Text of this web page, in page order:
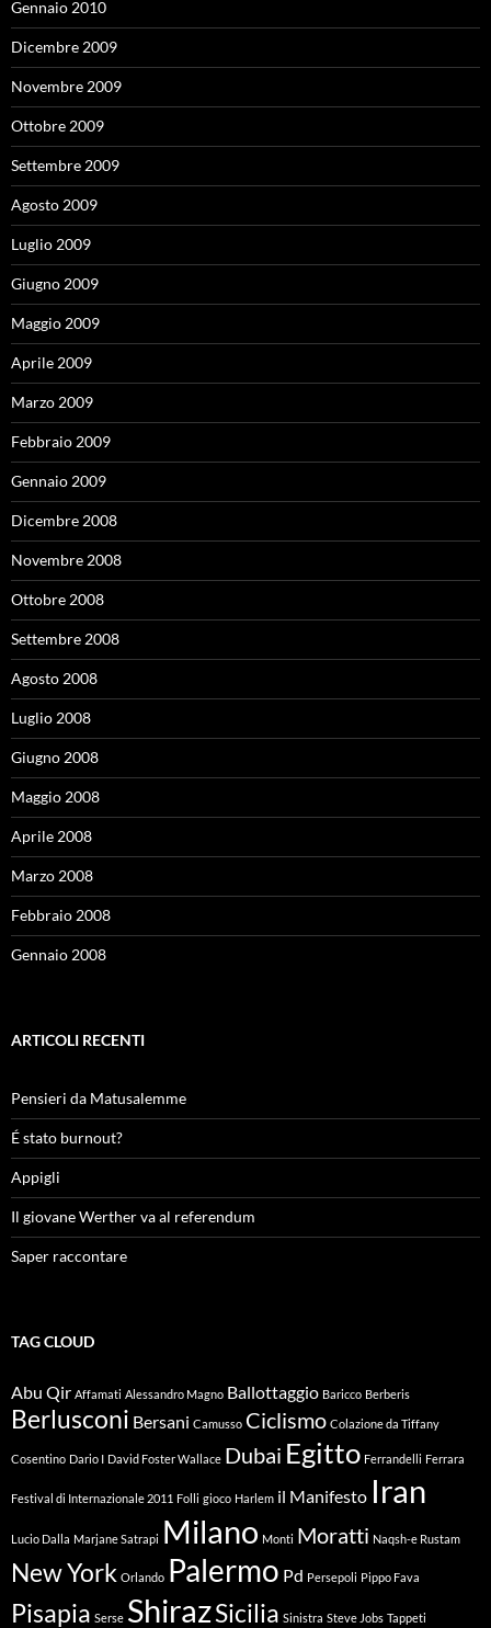
Gennaio 2010
Dicembre 2009
Novembre 2009
Ottobre 2009
Settembre 2009
Agosto 2009
Luglio 2009
Giugno 2009
Maggio 2009
Aprile 2009
Marzo 2009
Febbraio 2009
Gennaio 2009
Dicembre 2008
Novembre 2008
Ottobre 2008
Settembre 2008
Agosto 2008
Luglio 2008
Giugno 2008
Maggio 2008
Aprile 2008
Marzo 2008
Febbraio 2008
Gennaio 2008
ARTICOLI RECENTI
Pensieri da Matusalemme
É stato burnout?
Appigli
Il giovane Werther va al referendum
Saper raccontare
TAG CLOUD
Abu Qir Affamati Alessandro Magno Ballottaggio Baricco Berberis
Berlusconi Bersani Camusso Ciclismo Colazione da Tiffany
Cosentino Dario I David Foster Wallace Dubai Egitto Ferrandelli Ferrara
Festival di Internazionale 2011 Folli gioco Harlem il Manifesto Iran
Lucio Dalla Marjane Satrapi Milano Monti Moratti Naqsh-e Rustam
New York Orlando Palermo Pd Persepoli Pippo Fava
Pisapia Serse ShirazSicilia Sinistra Steve Jobs Tappeti